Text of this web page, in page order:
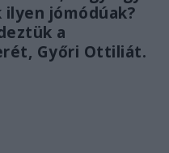
jómódúak?
a
Győri Ottiliát.